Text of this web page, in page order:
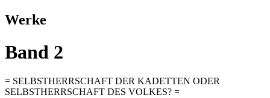
Werke
Band 2
= SELBSTHERRSCHAFT DER KADETTEN ODER
SELBSTHERRSCHAFT DES VOLKES? =